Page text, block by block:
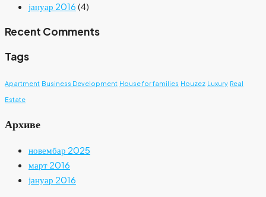
јануар 2016 (4)
Recent Comments
Tags
Apartment Business Development House for families Houzez Luxury Real
Estate
Архиве
новембар 2025
март 2016
јануар 2016